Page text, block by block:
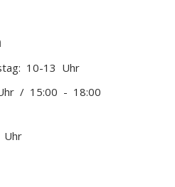
10-13 Uhr
/ 15:00 - 18:00